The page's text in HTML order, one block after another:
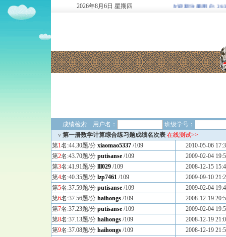
2026年8月 6日 星期四 欢迎新注册用户:
成绩检索 用户名：
班级学号：
v 第一册数学计算综合练习题成绩名次表 在线测试>>
第1名:44.30题/分 xiaomao5337 /109
2010-05-06
第2名:43.70题/分 putisanse /109
2009-02-04
第3名:41.91题/分 lll029 /109
2008-12-15
第4名:40.35题/分 lzp7461 /109
2009-09-10
第5名:37.59题/分 putisanse /109
2009-02-04
第6名:37.56题/分 haihongs /109
2008-12-19
第7名:37.23题/分 putisanse /109
2009-02-04
第8名:37.13题/分 haihongs /109
2008-12-19
第9名:37.08题/分 haihongs /109
2008-12-19